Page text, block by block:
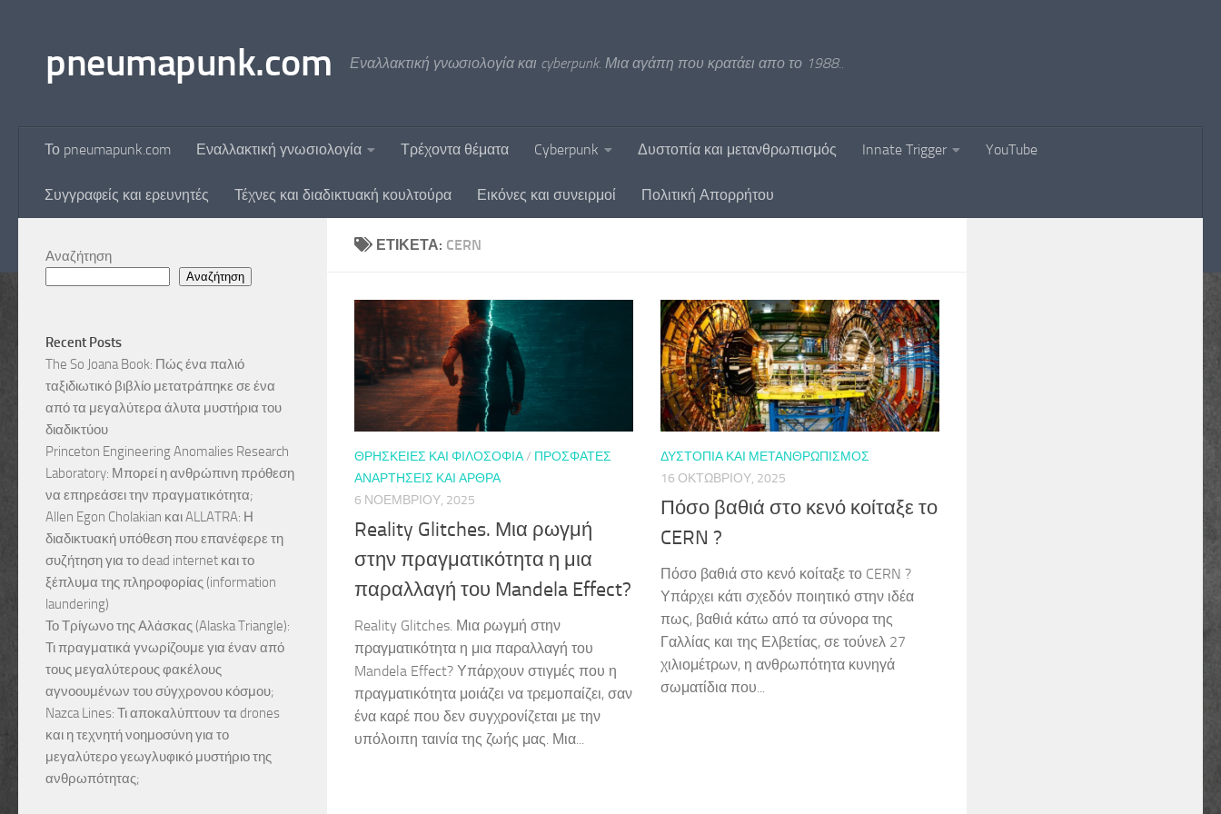
pneumapunk.com Εναλλακτική γνωσιολογία και cyberpunk. Μια αγάπη που κρατάει απο το 1988..
Το pneumapunk.com Εναλλακτική γνωσιολογία Τρέχοντα θέματα Cyberpunk Δυστοπία και μετανθρωπισμός Innate Trigger YouTube
Συγγραφείς και ερευνητές Τέχνες και διαδικτυακή κουλτούρα Εικόνες και συνειρμοί Πολιτική Απορρήτου
ΕΤΙΚΈΤΑ: CERN
ΘΡΗΣΚΕΊΕΣ ΚΑΙ ΦΙΛΟΣΟΦΊΑ/ ΠΡΌΣΦΑΤΕΣ
ΑΝΑΡΤΉΣΕΙΣ ΚΑΙ ΆΡΘΡΑ
6 ΝΟΕΜΒΡΊΟΥ, 2025
Reality Glitches. Μια ρωγμή
στην πραγματικότητα η μια
παραλλαγή του Mandela Effect?
Reality Glitches. Μια ρωγμή στην
πραγματικότητα η μια παραλλαγή του
Mandela Effect? Υπάρχουν στιγμές που η
πραγματικότητα μοιάζει να τρεμοπαίζει, σαν
ένα καρέ που δεν συγχρονίζεται με την
υπόλοιπη ταινία της ζωής μας. Μια...
ΔΥΣΤΟΠΊΑ ΚΑΙ ΜΕΤΑΝΘΡΩΠΙΣΜΌΣ
16 ΟΚΤΩΒΡΊΟΥ, 2025
Πόσο βαθιά στο κενό κοίταξε το
CERN ?
Πόσο βαθιά στο κενό κοίταξε το CERN ?
Υπάρχει κάτι σχεδόν ποιητικό στην ιδέα
πως, βαθιά κάτω από τα σύνορα της
Γαλλίας και της Ελβετίας, σε τούνελ 27
χιλιομέτρων, η ανθρωπότητα κυνηγά
σωματίδια που...
Αναζήτηση
Αναζήτηση
Recent Posts
The So Joana Book: Πώς ένα παλιό
ταξιδιωτικό βιβλίο μετατράπηκε σε ένα
από τα μεγαλύτερα άλυτα μυστήρια του
διαδικτύου
Princeton Engineering Anomalies Research
Laboratory: Μπορεί η ανθρώπινη πρόθεση
να επηρεάσει την πραγματικότητα;
Allen Egon Cholakian και ALLATRA: Η
διαδικτυακή υπόθεση που επανέφερε τη
συζήτηση για το dead internet και το
ξέπλυμα της πληροφορίας (information
laundering)
Το Τρίγωνο της Αλάσκας (Alaska Triangle):
Τι πραγματικά γνωρίζουμε για έναν από
τους μεγαλύτερους φακέλους
αγνοουμένων του σύγχρονου κόσμου;
Nazca Lines: Τι αποκαλύπτουν τα drones
και η τεχνητή νοημοσύνη για το
μεγαλύτερο γεωγλυφικό μυστήριο της
ανθρωπότητας;